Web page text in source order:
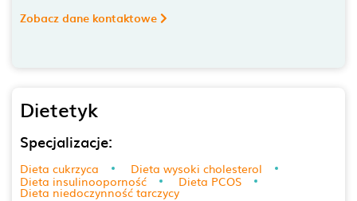
Zobacz dane kontaktowe
Dietetyk
Specjalizacje:
Dieta cukrzyca
Dieta wysoki cholesterol
Dieta insulinooporność
Dieta PCOS
Dieta niedoczynność tarczycy